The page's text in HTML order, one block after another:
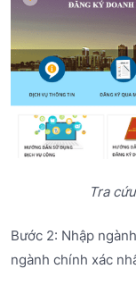
Tra
Bước 2: Nhập
ngành chính xác